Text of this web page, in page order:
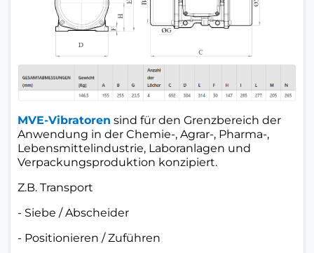
MVE-Vibratoren sind für den Grenzbereich der
Anwendung in der Chemie-, Agrar-, Pharma-,
Lebensmittelindustrie, Laboranlagen und
Verpackungsproduktion konzipiert.
Z.B. Transport
- Siebe / Abscheider
- Positionieren / Zuführen